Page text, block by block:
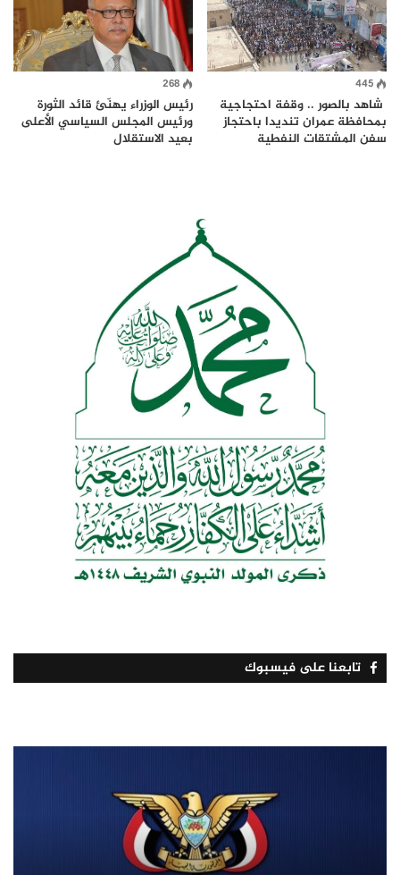
445
شاهد بالصور .. وقفة احتجاجية
بمحافظة عمران تنديدا باحتجاز
سفن المشتقات النفطية
268
رئيس الوزراء يهنّئ قائد الثورة
ورئيس المجلس السياسي الأعلى
بعيد الاستقلال
تابعنا على فيسبوك